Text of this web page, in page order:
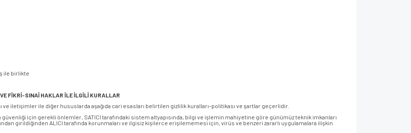
ile birlikte
FİKRİ-SINAİ HAKLAR İLE İLGİLİ KURALLAR
ve iletişimler ile diğer hususlarda aşağıda cari esasları belirtilen gizlilik kuralları-politikası ve şartlar geçerlidir.
için gerekli önlemler, SATICI tarafındaki sistem altyapısında, bilgi ve işlemin mahiyetine göre günümüz teknik imkanları
girildiğinden ALICI tarafında korunmaları ve ilgisiz kişilerce erişilememesi için, virüs ve benzeri zararlı uygulamalara ilişkin